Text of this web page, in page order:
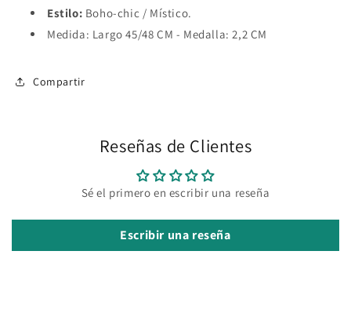
Estilo: Boho-chic / Místico.
Medida: Largo 45/48 CM - Medalla: 2,2 CM
Compartir
Reseñas de Clientes
Sé el primero en escribir una reseña
Escribir una reseña